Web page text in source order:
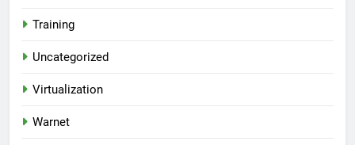
Training
Uncategorized
Virtualization
Warnet